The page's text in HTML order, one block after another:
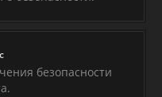
безопасности